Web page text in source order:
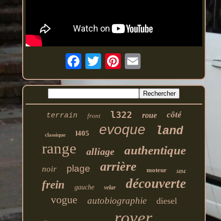
terrain front l322 roue côté
classique l405 evoque land
range alliage authentique
noir plage arrière moteur l494
frein gauche velar découverte
vogue autobiographie diesel